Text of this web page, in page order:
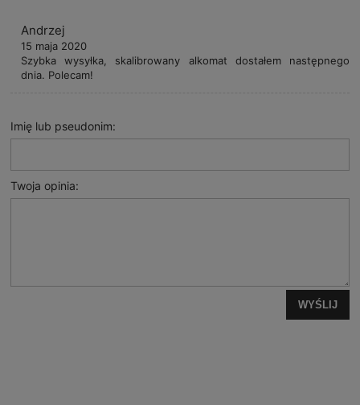
Andrzej
15 maja 2020
Szybka wysyłka, skalibrowany alkomat dostałem następnego
dnia. Polecam!
Imię lub pseudonim:
Twoja opinia:
WYŚLIJ